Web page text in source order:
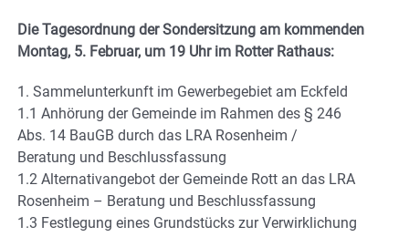
Die Tagesordnung der Sondersitzung am kommenden
Montag, 5. Februar, um 19 Uhr im Rotter Rathaus:
1. Sammelunterkunft im Gewerbegebiet am Eckfeld
1.1 Anhörung der Gemeinde im Rahmen des § 246
Abs. 14 BauGB durch das LRA Rosenheim /
Beratung und Beschlussfassung
1.2 Alternativangebot der Gemeinde Rott an das LRA
Rosenheim – Beratung und Beschlussfassung
1.3 Festlegung eines Grundstücks zur Verwirklichung